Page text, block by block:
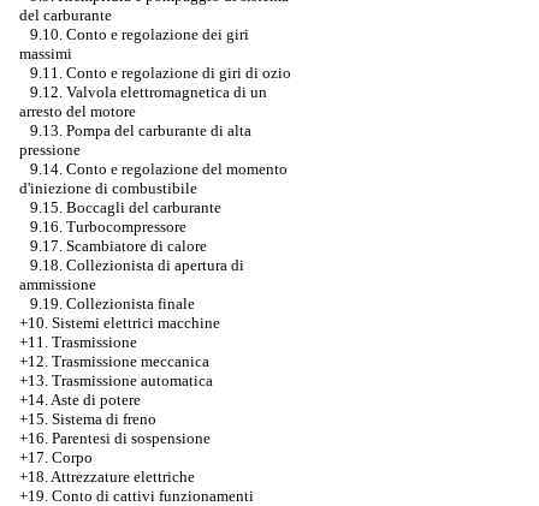
del carburante
9.10. Conto e regolazione dei giri
massimi
9.11. Conto e regolazione di giri di ozio
9.12. Valvola elettromagnetica di un
arresto del motore
9.13. Pompa del carburante di alta
pressione
9.14. Conto e regolazione del momento
d'iniezione di combustibile
9.15. Boccagli del carburante
9.16. Turbocompressore
9.17. Scambiatore di calore
9.18. Collezionista di apertura di
ammissione
9.19. Collezionista finale
+10. Sistemi elettrici macchine
+11. Trasmissione
+12. Trasmissione meccanica
+13. Trasmissione automatica
+14. Aste di potere
+15. Sistema di freno
+16. Parentesi di sospensione
+17. Corpo
+18. Attrezzature elettriche
+19. Conto di cattivi funzionamenti